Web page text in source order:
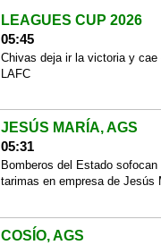
LEAGUES CUP 2026
05:45
Chivas deja ir la victoria y cae
LAFC
JESÚS MARÍA, AGS
05:31
Bomberos del Estado sofocan
tarimas en empresa de Jesús
COSÍO, AGS